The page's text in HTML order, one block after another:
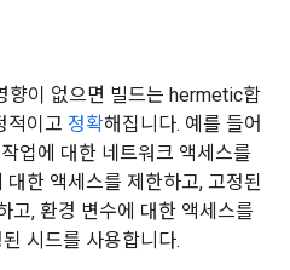
향이 없으면 빌드는 hermetic합
적이고 정확해집니다. 예를 들어
업에 대한 네트워크 액세스를
한 액세스를 제한하고, 고정된
고, 환경 변수에 대한 액세스를
시드를 사용합니다.